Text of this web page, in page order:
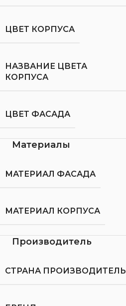
ЦВЕТ КОРПУСА
НАЗВАНИЕ ЦВЕТА
КОРПУСА
ЦВЕТ ФАСАДА
Материалы
МАТЕРИАЛ ФАСАДА
МАТЕРИАЛ КОРПУСА
Производитель
СТРАНА ПРОИЗВОДИТЕЛЬ